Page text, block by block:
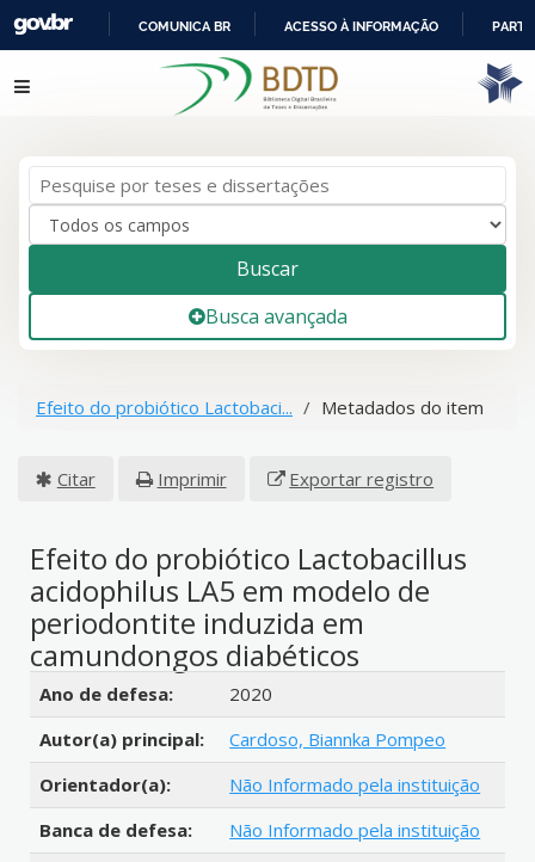
IR
PARA
COMUNICA BR ACESSO À INFORMAÇÃO
Pular para o conteúdo
Buscar
Busca avançada
Efeito do probiótico Lactobaci... Metadados do item
Citar Imprimir Exportar registro
Efeito do probiótico Lactobacillus
acidophilus LA5 em modelo de
periodontite induzida em
camundongos diabéticos
Detalhes bibliográficos
Ano de defesa:
2020
Autor(a) principal:
Cardoso, Biannka Pompeo
Orientador(a):
Não Informado pela instituição
Banca de defesa:
Não Informado pela instituição